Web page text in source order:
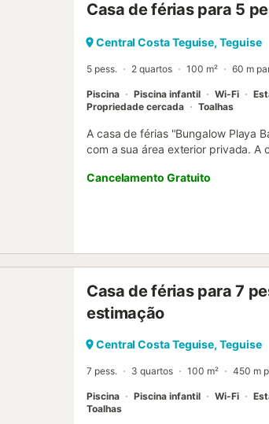
moderno proporciona um
vossa estadia....
Casa de férias para 5
Central Costa Teguise, Teguise
5 pess. 2 quartos 100 m² 60 m
Piscina Piscina infantil Wi-Fi
Propriedade cercada
Toalhas
A casa de férias "Bungalow Playa
com a sua área exterior privada. A
pessoas. As comodidades
de lavar roupa, um berço e uma
relaxar com um bom livro. No
exclusivo, mas com uma
partilhada do complexo, que
bela Playa Bastian, onde poderá
janelas estão viradas para o
Cancelamento Gratuito
Casa de férias para 7
estimação
Central Costa Teguise, Teguise
7 pess. 3 quartos 100 m² 450 m
Piscina Piscina infantil Wi-Fi
Toalhas